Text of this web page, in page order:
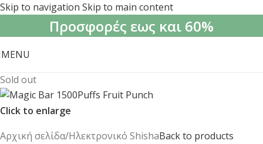
Skip to navigation Skip to main content
Προσφορές εως και 60%
MENU
Sold out
Click to enlarge
Αρχική σελίδα/Ηλεκτρονικό ShishaBack to products